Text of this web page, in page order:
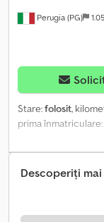
Perugia (PG)
Stare:folosit,
prima înmatriculare:
automat, clasă de
2, Dotări: aer
nu constituie
Descoperiți